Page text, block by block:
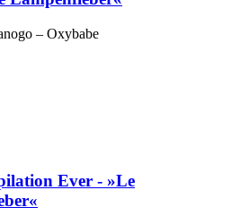
– Oxybabe
Ever - »Le